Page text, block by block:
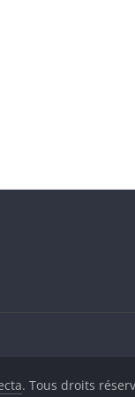
. Tous droits